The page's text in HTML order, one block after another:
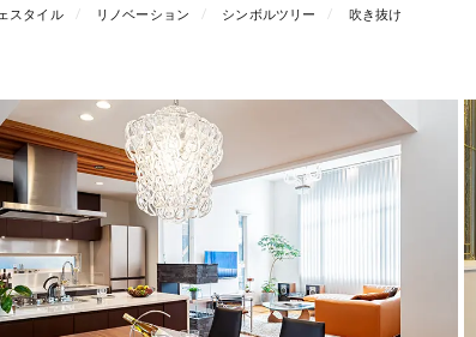
スタイル リノベーション シンボルツリー 吹き抜け